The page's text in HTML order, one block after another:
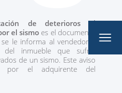
de deterioros al
el sismo es el documento
se le informa al vendedor y
del inmueble que sufrió
de un sismo. Este aviso
por el adquirente del